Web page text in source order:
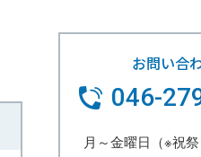
お問い合
046-
月～金曜日（※祝祭